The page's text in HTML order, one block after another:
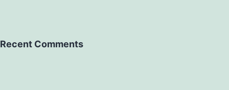
Recent Comments